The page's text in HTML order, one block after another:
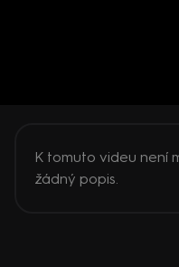
K tomuto videu není
žádný popis.